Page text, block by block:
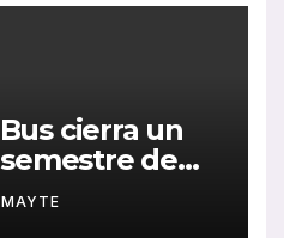
cierra un
de
en
y
MAYTE